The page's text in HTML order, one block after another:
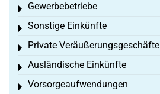
Gewerbebetriebe
Toggle menu
Sonstige Einkünfte
Toggle menu
Private Veräußerungsgeschäfte
Toggle menu
Ausländische Einkünfte
Toggle menu
Vorsorgeaufwendungen
Toggle menu